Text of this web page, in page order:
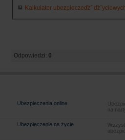
Kalkulator ubezpieczeďż˝
Odpowiedzi: 0
Ubezpieczenia online
na
Ubezpieczenie na życie